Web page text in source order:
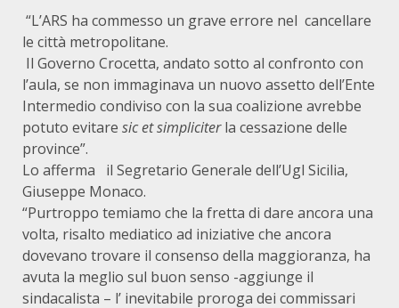
“L’ARS ha commesso un grave errore nel cancellare
le città metropolitane.
Il Governo Crocetta, andato sotto al confronto con
l’aula, se non immaginava un nuovo assetto dell’Ente
Intermedio condiviso con la sua coalizione avrebbe
potuto evitare sic et simpliciterla cessazione delle
province”.
Lo afferma il Segretario Generale dell’Ugl Sicilia,
Giuseppe Monaco.
“Purtroppo temiamo che la fretta di dare ancora una
volta, risalto mediatico ad iniziative che ancora
dovevano trovare il consenso della maggioranza, ha
avuta la meglio sul buon senso -aggiunge il
sindacalista – l’ inevitabile proroga dei commissari